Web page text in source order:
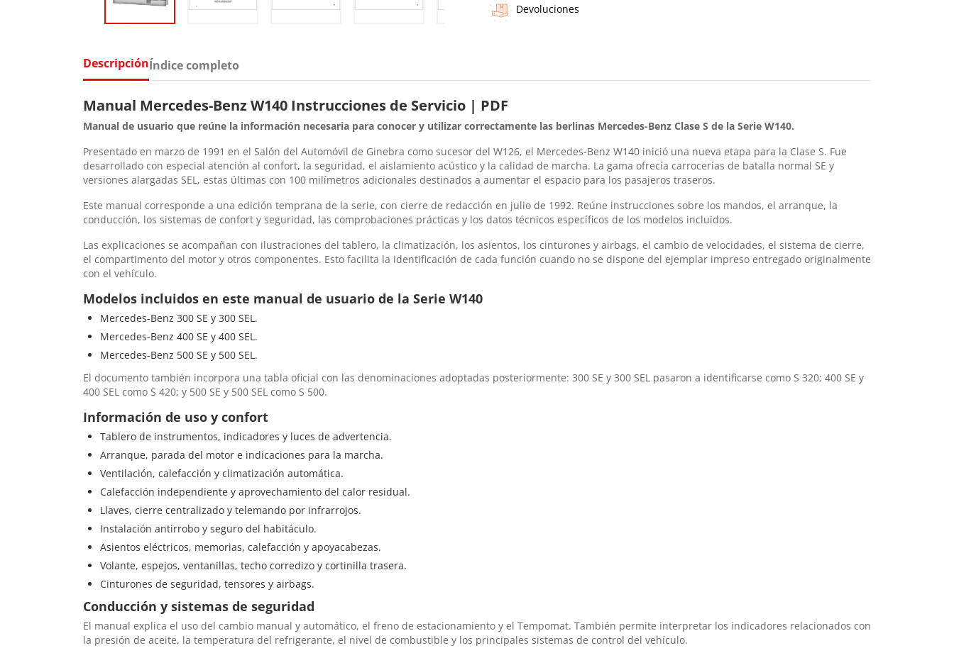
Devoluciones
DescripciónÍndice completo
Manual Mercedes-Benz W140 Instrucciones de Servicio | PDF
Manual de usuario que reúne la información necesaria para conocer y utilizar correctamente las berlinas Mercedes-Benz Clase S de la Serie W140.
Presentado en marzo de 1991 en el Salón del Automóvil de Ginebra como sucesor del W126, el Mercedes-Benz W140 inició una nueva etapa para la Clase S. Fue
desarrollado con especial atención al confort, la seguridad, el aislamiento acústico y la calidad de marcha. La gama ofrecía carrocerías de batalla normal SE y
versiones alargadas SEL, estas últimas con 100 milímetros adicionales destinados a aumentar el espacio para los pasajeros traseros.
Este manual corresponde a una edición temprana de la serie, con cierre de redacción en julio de 1992. Reúne instrucciones sobre los mandos, el arranque, la
conducción, los sistemas de confort y seguridad, las comprobaciones prácticas y los datos técnicos específicos de los modelos incluidos.
Las explicaciones se acompañan con ilustraciones del tablero, la climatización, los asientos, los cinturones y airbags, el cambio de velocidades, el sistema de cierre,
el compartimento del motor y otros componentes. Esto facilita la identificación de cada función cuando no se dispone del ejemplar impreso entregado originalmente
con el vehículo.
Modelos incluidos en este manual de usuario de la Serie W140
Mercedes-Benz 300 SE y 300 SEL.
Mercedes-Benz 400 SE y 400 SEL.
Mercedes-Benz 500 SE y 500 SEL.
El documento también incorpora una tabla oficial con las denominaciones adoptadas posteriormente: 300 SE y 300 SEL pasaron a identificarse como S 320; 400 SE y
400 SEL como S 420; y 500 SE y 500 SEL como S 500.
Información de uso y confort
Tablero de instrumentos, indicadores y luces de advertencia.
Arranque, parada del motor e indicaciones para la marcha.
Ventilación, calefacción y climatización automática.
Calefacción independiente y aprovechamiento del calor residual.
Llaves, cierre centralizado y telemando por infrarrojos.
Instalación antirrobo y seguro del habitáculo.
Asientos eléctricos, memorias, calefacción y apoyacabezas.
Volante, espejos, ventanillas, techo corredizo y cortinilla trasera.
Cinturones de seguridad, tensores y airbags.
Conducción y sistemas de seguridad
El manual explica el uso del cambio manual y automático, el freno de estacionamiento y el Tempomat. También permite interpretar los indicadores relacionados con
la presión de aceite, la temperatura del refrigerante, el nivel de combustible y los principales sistemas de control del vehículo.